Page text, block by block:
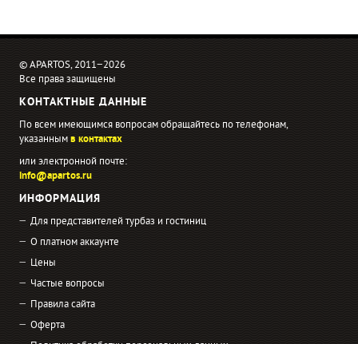
© APARTOS, 2011−2026
Все права защищены
КОНТАКТНЫЕ ДАННЫЕ
По всем имеющимся вопросам обращайтесь по телефонам,
указаннымв контактах
или электронной почте:
info@apartos.ru
ИНФОРМАЦИЯ
Для представителей турбаз и гостиниц
О платном аккаунте
Цены
Частые вопросы
Правила сайта
Оферта